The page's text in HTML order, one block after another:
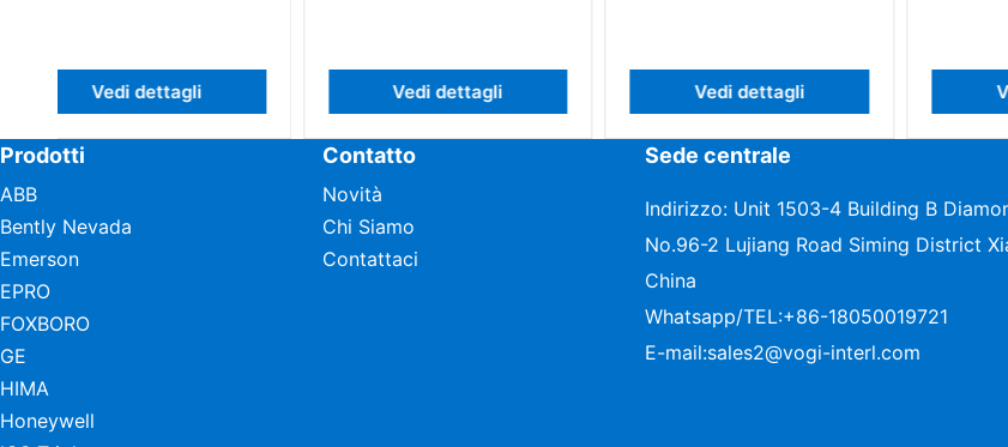
Vedi dettagli Vedi dettagli Vedi dettagli
Prodotti
ABB
Bently Nevada
Emerson
EPRO
FOXBORO
GE
HIMA
Honeywell
Contatto
Novità
Chi Siamo
Contattaci
Sede centrale
Indirizzo: Unit 1503-4 Building B
No.96-2 Lujiang Road Siming District
China
Whatsapp/TEL:+86-18050019721
E-mail:sales2@vogi-interl.com